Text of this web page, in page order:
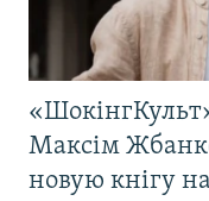
Максім
новую кнігу